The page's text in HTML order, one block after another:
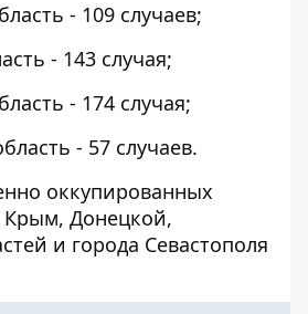
- 109 случаев;
- 143 случая;
- 174 случая;
- 57 случаев.
оккупированных
Донецкой,
и города Севастополя